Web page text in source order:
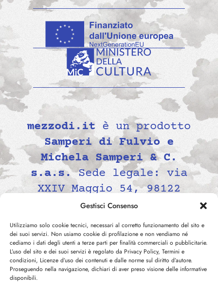
Gestisci Consenso
Utilizziamo solo cookie tecnici, necessari al corretto funzionamento del sito e
dei suoi servizi. Non usiamo cookie di profilazione e non vendiamo né
cediamo i dati degli utenti a terze parti per finalità commerciali o pubblicitarie.
L’uso del sito e dei suoi servizi è regolato da Privacy Policy, Termini e
condizioni, Licenze d’uso dei contenuti e dalle norme sul diritto d’autore.
Proseguendo nella navigazione, dichiari di aver preso visione delle informative
disponibili.
mezzodi.it è un prodotto
Samperi di Fulvio e
Michela Samperi & C.
s.a.s.Sede legale: via
XXIV Maggio 54, 98122
Messina, Italia P.IVA
02139690834 -
contatti@mezzodi.it